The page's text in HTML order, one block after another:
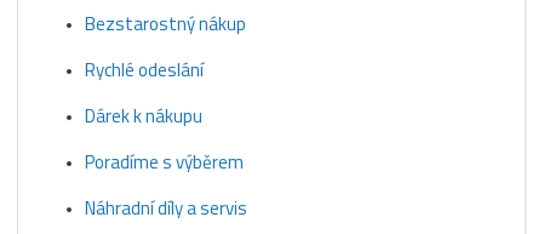
Bezstarostný nákup
Rychlé odeslání
Dárek k nákupu
Poradíme s výběrem
Náhradní díly a servis